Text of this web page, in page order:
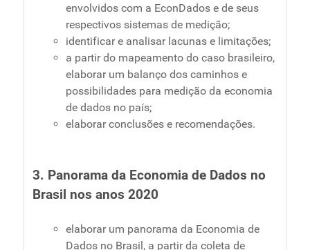
envolvidos com a EconDados e de seus
respectivos sistemas de medição;
identificar e analisar lacunas e limitações;
a partir do mapeamento do caso brasileiro,
elaborar um balanço dos caminhos e
possibilidades para medição da economia
de dados no país;
elaborar conclusões e recomendações.
3. Panorama da Economia de Dados no
Brasil nos anos 2020
elaborar um panorama da Economia de
Dados no Brasil, a partir da coleta de